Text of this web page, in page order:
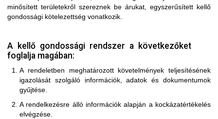
minősített területekről szereznek be árukat, egyszerűsített kellő
gondossági kötelezettség vonatkozik.
A kellő gondossági rendszer a következőket
foglalja magában:
A rendeletben meghatározott követelmények teljesítésének
igazolását szolgáló információk, adatok és dokumentumok
gyűjtése.
A rendelkezésre álló információk alapján a kockázatértékelés
elvégzése.